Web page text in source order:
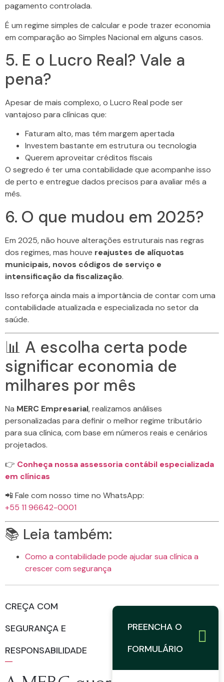
pagamento controlada.
É um regime simples de calcular e pode trazer economia
em comparação ao Simples Nacional em alguns casos.
5. E o Lucro Real? Vale a
pena?
Apesar de mais complexo, o Lucro Real pode ser
vantajoso para clínicas que:
Faturam alto, mas têm margem apertada
Investem bastante em estrutura ou tecnologia
Querem aproveitar créditos fiscais
O segredo é ter uma contabilidade que acompanhe isso
de perto e entregue dados precisos para avaliar mês a
mês.
6. O que mudou em 2025?
Em 2025, não houve alterações estruturais nas regras
dos regimes, mas houve reajustes de alíquotas
municipais, novos códigos de serviço e
intensificação da fiscalização.
Isso reforça ainda mais a importância de contar com uma
contabilidade atualizada e especializada no setor da
saúde.
📊 A escolha certa pode
significar economia de
milhares por mês
Na MERC Empresarial, realizamos análises
personalizadas para definir o melhor regime tributário
para sua clínica, com base em números reais e cenários
projetados.
👉 Conheça nossa assessoria contábil especializada
em clínicas
📲 Fale com nosso time no WhatsApp:
+55 11 96642-0001
📚 Leia também:
Como a contabilidade pode ajudar sua clínica a
crescer com segurança
CREÇA COM
SEGURANÇA E
RESPONSABILIDADE
PREENCHA O
FORMULÁRIO